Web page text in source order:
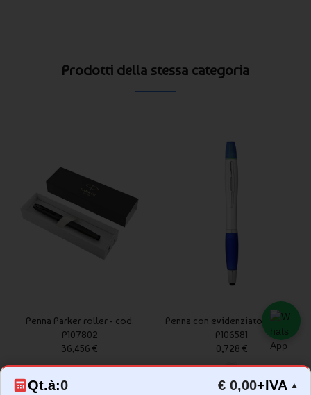
Qt.à:0 € 0,00+IVA ▲
Prodotti della stessa categoria
Penna Parker roller - cod.
P107802
36,456 €
Penna con evidenziatore - cod.
P106581
0,728 €